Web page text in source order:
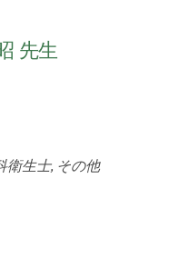
先生
衛生士 その他